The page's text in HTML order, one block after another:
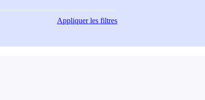
Appliquerles filtres